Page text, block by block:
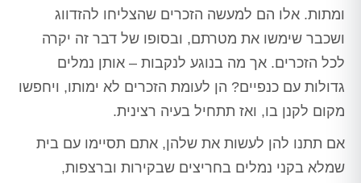
ומתות. אלו הם למעשה הזכרים שהצליחו להזדווג
ושכבר שימשו את מטרתם, ובסופו של דבר זה יקרה
לכל הזכרים. אך מה בנוגע לנקבות – אותן נמלים
גדולות עם כנפיים? הן לעומת הזכרים לא ימותו, ויחפשו
מקום לקנן בו, ואז תתחיל בעיה רצינית.
אם תתנו להן לעשות את שלהן, אתם תסיימו עם בית
שמלא בקני נמלים בחריצים שבקירות וברצפות,